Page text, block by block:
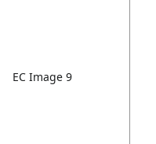
EC Image 9